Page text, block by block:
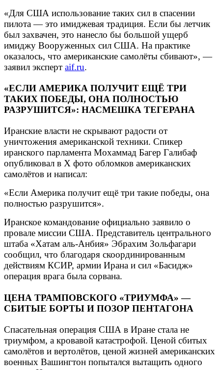
«Для США использование таких сил в спасении
пилота — это имиджевая традиция. Если бы летчик
был захвачен, это нанесло бы большой ущерб
имиджу Вооруженных сил США. На практике
оказалось, что американские самолёты сбивают», —
заявил эксперт aif.ru.
«ЕСЛИ АМЕРИКА ПОЛУЧИТ ЕЩЁ ТРИ
ТАКИХ ПОБЕДЫ, ОНА ПОЛНОСТЬЮ
РАЗРУШИТСЯ»: НАСМЕШКА ТЕГЕРАНА
Иранские власти не скрывают радости от
уничтожения американской техники. Спикер
иранского парламента Мохаммад Багер Галибаф
опубликовал в X фото обломков американских
самолётов и написал:
«Если Америка получит ещё три такие победы, она
полностью разрушится».
Иранское командование официально заявило о
провале миссии США. Представитель центрального
штаба «Хатам аль-Анбия» Эбрахим Зольфагари
сообщил, что благодаря скоординированным
действиям КСИР, армии Ирана и сил «Басидж»
операция врага была сорвана.
ЦЕНА ТРАМПОВСКОГО «ТРИУМФА» —
СБИТЫЕ БОРТЫ И ПОЗОР ПЕНТАГОНА
Спасательная операция США в Иране стала не
триумфом, а кровавой катастрофой. Ценой сбитых
самолётов и вертолётов, ценой жизней американских
военных Вашингтон попытался вытащить одного